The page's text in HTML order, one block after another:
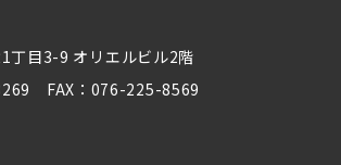
丁目3-9 オリエルビル2階
FAX：076-225-8569